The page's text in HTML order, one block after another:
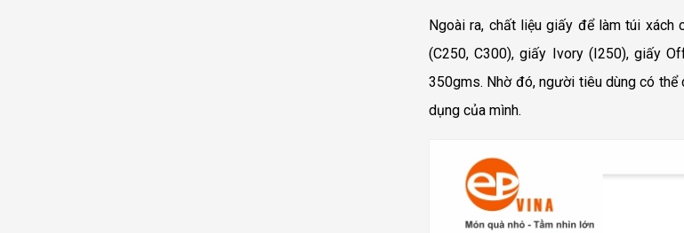
Ngoài ra, chất liệu giấy để làm túi xách
(C250, C300), giấy Ivory (I250), giấy
350gms. Nhờ đó, người tiêu dùng có
dụng của mình.